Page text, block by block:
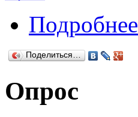
Подробнее
Поделиться…
Опрос